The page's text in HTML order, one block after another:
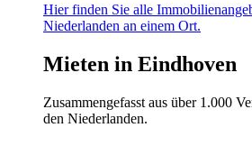
Hier finden Sie alle
Niederlanden an einem Ort.
Mieten in Eindhoven
Zusammengefasst aus über 1.000
den Niederlanden.